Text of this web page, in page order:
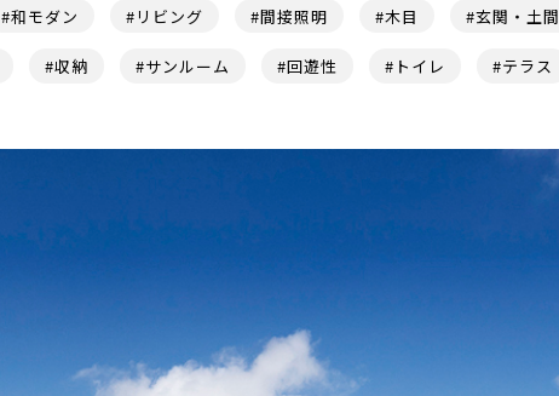
#和モダン #リビング #間接照明 #木目 #玄関・土間
#収納 #サンルーム #回遊性 #トイレ #テラス